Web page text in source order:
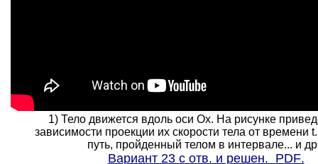
1) Тело движется вдоль оси Ох. На рисунке
зависимости проекции их скорости тела от времени
путь, пройденный телом в интервале... и
Вариант 23 с отв. и решен. PDF.